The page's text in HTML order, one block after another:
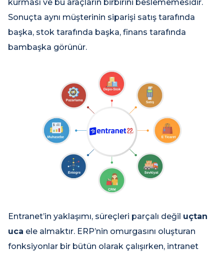
kurması ve bu araçların birbirini beslememesidir.
Sonuçta aynı müşterinin siparişi satış tarafında
başka, stok tarafında başka, finans tarafında
bambaşka görünür.
Entranet’in yaklaşımı, süreçleri parçalı değil uçtan
uca ele almaktır. ERP’nin omurgasını oluşturan
fonksiyonlar bir bütün olarak çalışırken, intranet